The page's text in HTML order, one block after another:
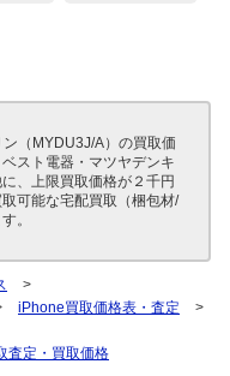
（MYDU3J/A）の買取価
スト電器・マツヤデンキ
、上限買取価格が２千円
可能な宅配買取（梱包材/
。
>
iPhone買取価格表・査定
>
査定・買取価格